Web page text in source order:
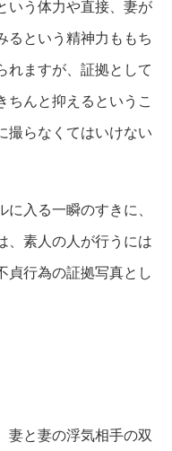
いう体力や直接、妻が
るという精神力ももち
れますが、証拠として
ちんと抑えるというこ
撮らなくてはいけない
入る一瞬のすきに、
、素人の人が行うには
貞行為の証拠写真とし
妻と妻の浮気相手の双